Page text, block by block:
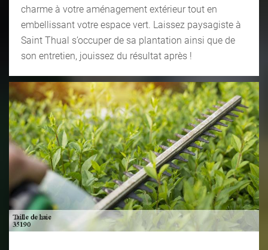
charme à votre aménagement extérieur tout en
embellissant votre espace vert. Laissez paysagiste à
Saint Thual s’occuper de sa plantation ainsi que de
son entretien, jouissez du résultat après !